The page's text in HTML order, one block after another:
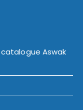
Aswak